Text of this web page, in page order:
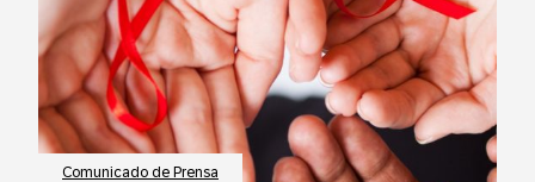
Comunicado de Prensa